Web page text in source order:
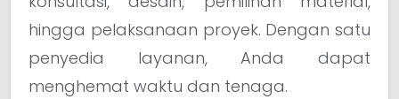
hingga pelaksanaan proyek. Dengan satu
penyedia layanan, Anda dapat
menghemat waktu dan tenaga.